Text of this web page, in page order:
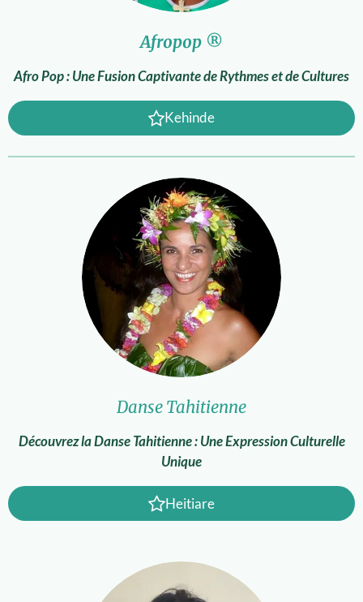
Afropop ®
Afro Pop : Une Fusion Captivante de Rythmes et de Cultures
Kehinde
Danse Tahitienne
Découvrez la Danse Tahitienne : Une Expression Culturelle
Unique
Heitiare